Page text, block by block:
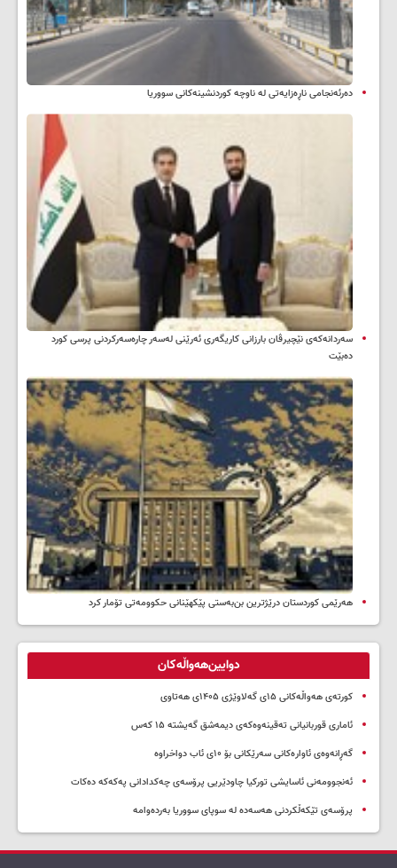
دەرئەنجامی ناڕەزایەتی لە ناوچە کوردنشینەکانی سووریا
سه‌ردانه‌کەی نێچیرڤان بارزانی كاریگه‌ری ئه‌رێنی له‌سه‌ر چاره‌سه‌ركردنی پرسی كورد
ده‌بێت
هەرێمی کوردستان درێژترین بن‌بەستی پێکهێنانی حکوومەتی تۆمار کرد
دوایین‌هەواڵەکان
کورتەی هەواڵەکانی ۱۵ی گەلاوێژی ۱۴۰۵ی هەتاوی
ئاماری قوربانیانی تەقینەوەکەی دیمەشق گەیشتە ۱۵ کەس
گەڕانەوەی ئاوارەکانی سەرێکانی بۆ ۱۰ی ئاب دواخراوە
ئەنجوومەنی ئاسایشی تورکیا چاودێریی پرۆسەی چەکدادانی پەکەکە دەکات
پرۆسەی تێکەڵکردنی هەسەدە لە سوپای سووریا بەردەوامە